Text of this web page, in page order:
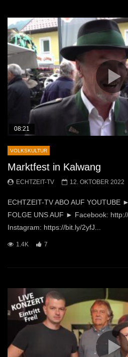
08:21
VOLKSKULTUR
Marktfest in Kalwang
ECHTZEIT-TV 12. OKTOBER 2022
ECHTZEIT-TV ABO AUF YOUTUBE
FOLGE UNS AUF ► Facebook:
Instagram: https://bit.ly/2yfJ...
1.4K 7